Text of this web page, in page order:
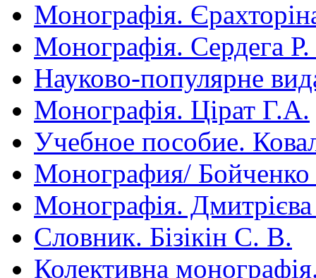
Монографія.
Монографія. Сердега
Науково-популярне
Монографія. Цірат Г.А.
Учебное пособие.
Монография/
Монографія.
Словник. Бізікін С. В.
Колективна